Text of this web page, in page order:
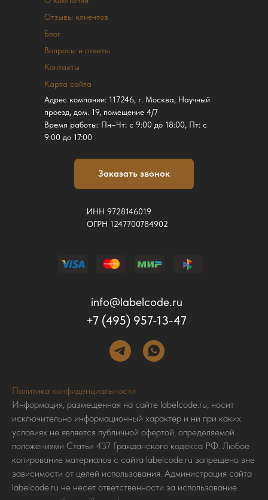
Отзывы клиентов
Блог
Вопросы и ответы
Контакты
Карта сайта
Адрес компании: 117246, г. Москва, Научный
проезд, дом. 19, помещение 4/7
Время работы: Пн–Чт: с 9:00 до 18:00, Пт: с
9:00 до 17:00
ИНН 9728146019
ОГРН 1247700784902
Заказать звонок
info@labelcode.ru
+7 (495) 957-13-47
Политика конфиденциальности
Информация, размещенная на сайте labelcode.ru, носит
исключительно информационный характер и ни при каких
условиях не является публичной офертой, определяемой
положениями Статьи 437 Гражданского кодекса РФ. Любое
копирование материалов с сайта labelcode.ru запрещено вне
зависимости от целей использования. Администрация сайта
labelcode.ru не несет ответственности за использование